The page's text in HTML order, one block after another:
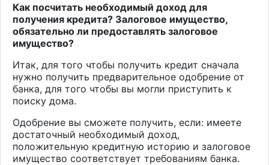
Как посчитать необходимый доход для
получения кредита? Залоговое имущество,
обязательно ли предоставлять залоговое
имущество?
Итак, для того чтобы получить кредит сначала
нужно получить предварительное одобрение от
банка, для того чтобы вы могли приступить к
поиску дома.
Одобрение вы сможете получить, если: имеете
достаточный необходимый доход,
положительную кредитную историю и залоговое
имущество соответствует требованиям банка.